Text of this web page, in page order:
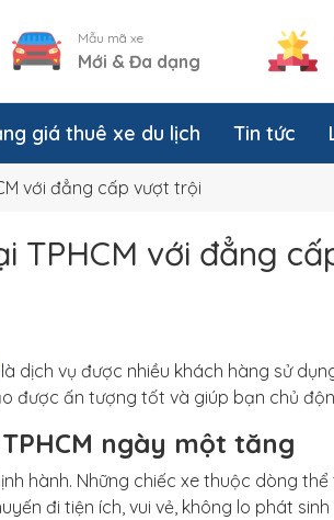
Mẫu mã xe
Mới & Đa dạng
giá thuê xe du lịch Tin tức
với đẳng cấp vượt trội
TPHCM với đẳng
là dịch vụ được nhiều khách hàng sử
được ấn tượng tốt và giúp bạn chủ
ngày một tăng
hành. Những chiếc xe thuộc dòng
đi tiện ích, vui vẻ, không lo phát